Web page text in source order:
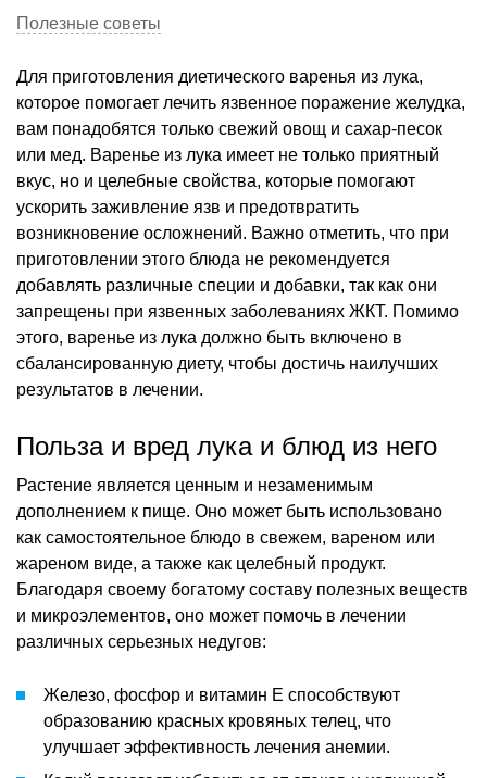
Полезные советы
Для приготовления диетического варенья из лука,
которое помогает лечить язвенное поражение желудка,
вам понадобятся только свежий овощ и сахар-песок
или мед. Варенье из лука имеет не только приятный
вкус, но и целебные свойства, которые помогают
ускорить заживление язв и предотвратить
возникновение осложнений. Важно отметить, что при
приготовлении этого блюда не рекомендуется
добавлять различные специи и добавки, так как они
запрещены при язвенных заболеваниях ЖКТ. Помимо
этого, варенье из лука должно быть включено в
сбалансированную диету, чтобы достичь наилучших
результатов в лечении.
Польза и вред лука и блюд из него
Растение является ценным и незаменимым
дополнением к пище. Оно может быть использовано
как самостоятельное блюдо в свежем, вареном или
жареном виде, а также как целебный продукт.
Благодаря своему богатому составу полезных веществ
и микроэлементов, оно может помочь в лечении
различных серьезных недугов:
Железо, фосфор и витамин Е способствуют
образованию красных кровяных телец, что
улучшает эффективность лечения анемии.